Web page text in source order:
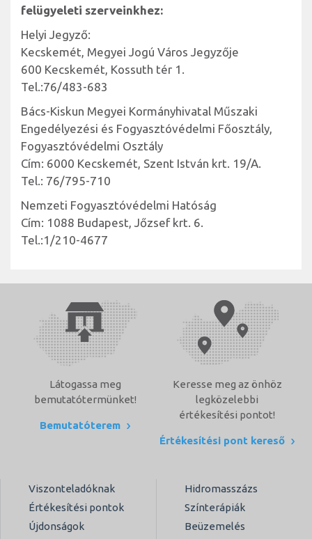
felügyeleti szerveinkhez:
Helyi Jegyző:
Kecskemét, Megyei Jogú Város Jegyzője
600 Kecskemét, Kossuth tér 1.
Tel.:76/483-683
Bács-Kiskun Megyei Kormányhivatal Műszaki
Engedélyezési és Fogyasztóvédelmi Főosztály,
Fogyasztóvédelmi Osztály
Cím: 6000 Kecskemét, Szent István krt. 19/A.
Tel.: 76/795-710
Nemzeti Fogyasztóvédelmi Hatóság
Cím: 1088 Budapest, Jőzsef krt. 6.
Tel.:1/210-4677
Látogassa meg
bemutatótermünket!
Bemutatóterem
Keresse meg az önhöz
legközelebbi
értékesítési pontot!
Értékesítési pont kereső
Viszonteladóknak
Értékesítési pontok
Újdonságok
Hidromasszázs
Színterápiák
Beüzemelés